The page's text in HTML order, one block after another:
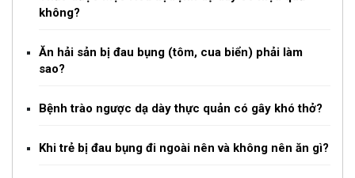
không?
Ăn hải sản bị đau bụng (tôm, cua biển) phải làm
sao?
Bệnh trào ngược dạ dày thực quản có gây khó thở?
Khi trẻ bị đau bụng đi ngoài nên và không nên ăn gì?